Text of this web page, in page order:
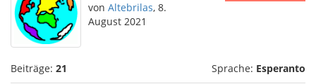
von Altebrilas, 8.
August 2021
Beiträge: 21 Sprache: Esperanto